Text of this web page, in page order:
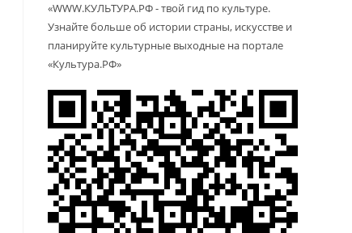
«WWW.КУЛЬТУРА.РФ - твой гид по культуре.
Узнайте больше об истории страны, искусстве и
планируйте культурные выходные на портале
«Культура.РФ»